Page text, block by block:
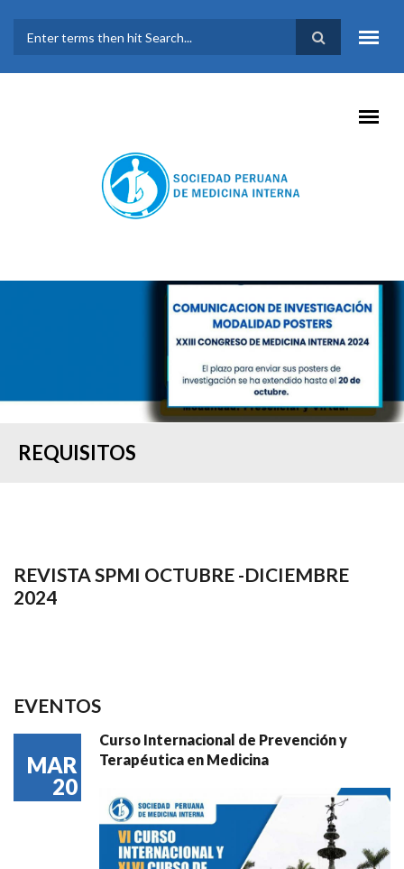
FORMULARIO DE
BÚSQUEDA
REQUISITOS
REVISTA SPMI OCTUBRE -DICIEMBRE
2024
EVENTOS
MAR
20
Curso Internacional de Prevención y
Terapéutica en Medicina